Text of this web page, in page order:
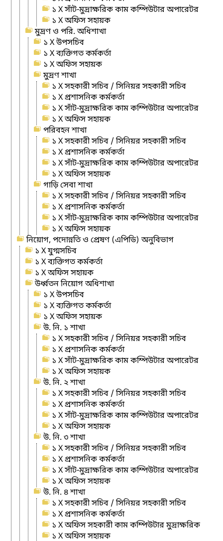
১ X সাঁট-মুদ্রাক্ষরিক কাম কম্পিউটার অপারেটর
১ X অফিস সহায়ক
মুদ্রণ ও পরি. অধিশাখা
১ X উপসচিব
১ X ব্যক্তিগত কর্মকর্তা
১ X অফিস সহায়ক
মুদ্রণ শাখা
১ X সহকারী সচিব / সিনিয়র সহকারী সচিব
১ X প্রশাসনিক কর্মকর্তা
১ X সাঁট-মুদ্রাক্ষরিক কাম কম্পিউটার অপারেটর
১ X অফিস সহায়ক
পরিবহন শাখা
১ X সহকারী সচিব / সিনিয়র সহকারী সচিব
১ X প্রশাসনিক কর্মকর্তা
১ X সাঁট-মুদ্রাক্ষরিক কাম কম্পিউটার অপারেটর
১ X অফিস সহায়ক
গাড়ি সেবা শাখা
১ X সহকারী সচিব / সিনিয়র সহকারী সচিব
১ X প্রশাসনিক কর্মকর্তা
১ X সাঁট-মুদ্রাক্ষরিক কাম কম্পিউটার অপারেটর
১ X অফিস সহায়ক
নিয়োগ, পদোন্নতি ও প্রেষণ (এপিডি) অনুবিভাগ
১ X যুগ্মসচিব
১ X ব্যক্তিগত কর্মকর্তা
১ X অফিস সহায়ক
উর্ধ্বতন নিয়োগ অধিশাখা
১ X উপসচিব
১ X ব্যক্তিগত কর্মকর্তা
১ X অফিস সহায়ক
উ. নি. ১ শাখা
১ X সহকারী সচিব / সিনিয়র সহকারী সচিব
১ X প্রশাসনিক কর্মকর্তা
১ X সাঁট-মুদ্রাক্ষরিক কাম কম্পিউটার অপারেটর
১ X অফিস সহায়ক
উ. নি. ২ শাখা
১ X সহকারী সচিব / সিনিয়র সহকারী সচিব
১ X প্রশাসনিক কর্মকর্তা
১ X সাঁট-মুদ্রাক্ষরিক কাম কম্পিউটার অপারেটর
১ X অফিস সহায়ক
উ. নি. ৩ শাখা
১ X সহকারী সচিব / সিনিয়র সহকারী সচিব
১ X প্রশাসনিক কর্মকর্তা
১ X সাঁট-মুদ্রাক্ষরিক কাম কম্পিউটার অপারেটর
১ X অফিস সহায়ক
উ. নি. ৪ শাখা
১ X সহকারী সচিব / সিনিয়র সহকারী সচিব
১ X প্রশাসনিক কর্মকর্তা
১ X অফিস সহকারী কাম কম্পিউটার মুদ্রাক্ষরিক
১ X অফিস সহায়ক